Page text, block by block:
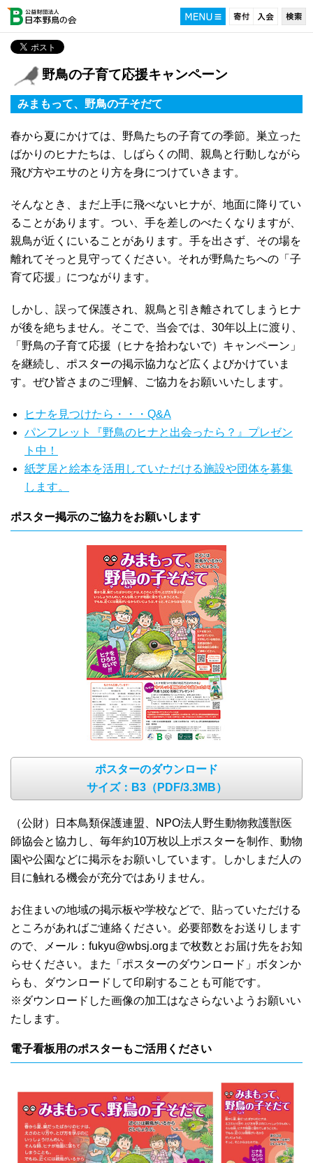
野鳥の子育て応援キャンペーン
みまもって、野鳥の子そだて
春から夏にかけては、野鳥たちの子育ての季節。巣立った
ばかりのヒナたちは、しばらくの間、親鳥と行動しながら
飛び方やエサのとり方を身につけていきます。
そんなとき、まだ上手に飛べないヒナが、地面に降りてい
ることがあります。つい、手を差しのべたくなりますが、
親鳥が近くにいることがあります。手を出さず、その場を
離れてそっと見守ってください。それが野鳥たちへの「子
育て応援」につながります。
しかし、誤って保護され、親鳥と引き離されてしまうヒナ
が後を絶ちません。そこで、当会では、30年以上に渡り、
「野鳥の子育て応援（ヒナを拾わないで）キャンペーン」
を継続し、ポスターの掲示協力など広くよびかけていま
す。ぜひ皆さまのご理解、ご協力をお願いいたします。
ヒナを見つけたら・・・Q&A
パンフレット『野鳥のヒナと出会ったら？』プレゼン
ト中！
紙芝居と絵本を活用していただける施設や団体を募集
します。
ポスター掲示のご協力をお願いします
ポスターのダウンロード
サイズ：B3（PDF/3.3MB）
（公財）日本鳥類保護連盟、NPO法人野生動物救護獣医
師協会と協力し、毎年約10万枚以上ポスターを制作、動物
園や公園などに掲示をお願いしています。しかしまだ人の
目に触れる機会が充分ではありません。
お住まいの地域の掲示板や学校などで、貼っていただける
ところがあればご連絡ください。必要部数をお送りします
ので、メール： fukyu@wbsj.org まで枚数とお届け先をお知
らせください。また「ポスターのダウンロード」ボタンか
らも、ダウンロードして印刷することも可能です。
※ダウンロードした画像の加工はなさらないようお願いい
たします。
電子看板用のポスターもご活用ください